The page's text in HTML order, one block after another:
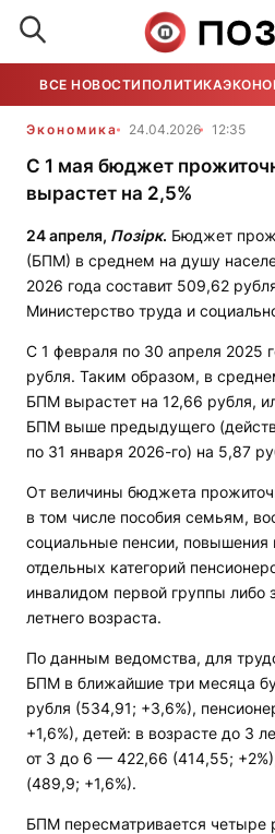
ВСЕ НОВОСТИ ПОЛИТИКА
Экономика 24.04.2026 12:35
С 1 мая бюджет
вырастет на 2,5%
24 апреля, Позірк. Бюджет
(БПМ) в среднем на душу
2026 года составит 509,62
Министерство труда и
С 1 февраля по 30 апреля 2025
рубля. Таким образом, в
БПМ вырастет на 12,66 рубля,
БПМ выше предыдущего
по 31 января 2026-го) на 5,87
От величины бюджета
в том числе пособия семьям,
социальные пенсии, повышения
отдельных категорий
инвалидом первой группы
летнего возраста.
По данным ведомства, для
БПМ в ближайшие три месяца
рубля (534,91; +3,6%),
+1,6%), детей: в возрасте до 3
от 3 до 6 — 422,66 (414,55;
(489,9; +1,6%).
БПМ пересматривается четыре